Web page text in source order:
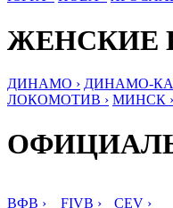
ЖЕНСКИЕ
ДИНАМО › ДИНАМО-
ЛОКОМОТИВ › МИНСК ›
ВФВ › FIVB › CEV ›